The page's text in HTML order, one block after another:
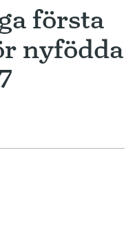
första
nyfödda